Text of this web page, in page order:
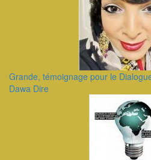
Grande, témoignage pour le
Dawa Dire